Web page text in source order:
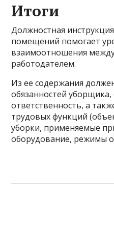
Итоги
Должностная
помещений помогает
взаимоотношения
работодателем.
Из ее содержания
обязанностей уборщика,
ответственность, а
трудовых функций
уборки, применяемые
оборудование, режимы